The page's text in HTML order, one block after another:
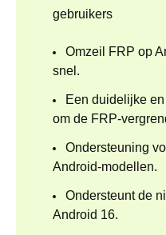
gebruikers
Omzeil FRP op
snel.
Een duidelijke
om de FRP-
Ondersteuning
Android-modellen.
Ondersteunt de
Android 16.